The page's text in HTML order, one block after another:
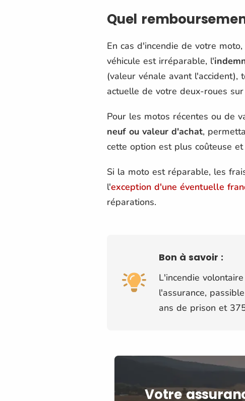
Quel
En cas d'incendie de votre
véhicule est irréparable, l'
(valeur vénale avant
actuelle de votre deux-roues
Pour les motos récentes ou de
neuf ou valeur d'achat,
cette option est plus coûteuse
Si la moto est réparable, les
l'exception d'une éventuelle
réparations.
Bon à savoir :
L'incendie
l'assurance,
ans de prison et
Votre